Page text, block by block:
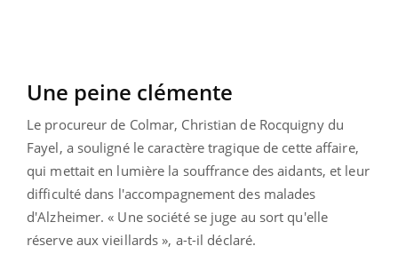
Une peine clémente
Le procureur de Colmar, Christian de Rocquigny du
Fayel, a souligné le caractère tragique de cette affaire,
qui mettait en lumière la souffrance des aidants, et leur
difficulté dans l'accompagnement des malades
d'Alzheimer. « Une société se juge au sort qu'elle
réserve aux vieillards », a-t-il déclaré.